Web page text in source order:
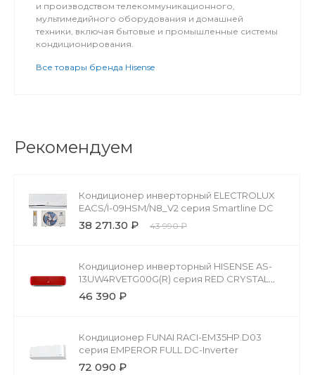
и производством телекоммуникационного,
мультимедийного оборудования и домашней
техники, включая бытовые и промышленные системы
кондиционирования.
Все товары бренда Hisense
Рекомендуем
Кондиционер инверторный ELECTROLUX
EACS/I-09HSM/N8_V2 серия Smartline DC
38 271.30 ₽ 43 990 ₽
Кондиционер инверторный HISENSE AS-
13UW4RVETG00G(R) серия RED CRYSTAL
SUPER DC Inverter
46 390 ₽
Кондиционер FUNAI RACI-EM35HP.D03
серия EMPEROR FULL DC-Inverter
72 090 ₽